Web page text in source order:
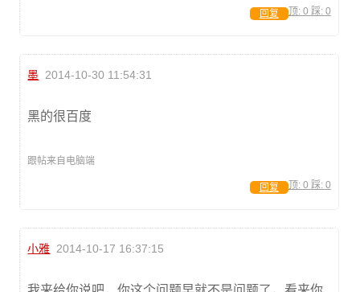
顶: 0 踩: 0
回复
墨 2014-10-30 11:54:31
黑的很百度
跟帖来自电脑端
顶: 0 踩: 0
回复
小雅 2014-10-17 16:37:15